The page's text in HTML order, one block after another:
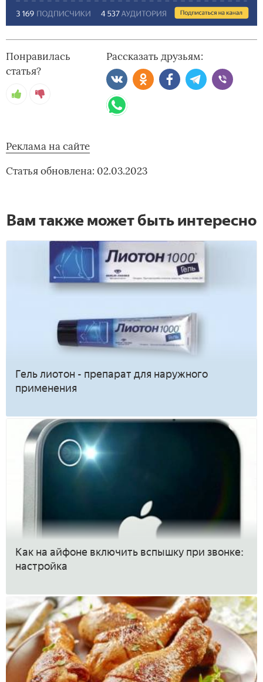
Понравилась
статья?
Рассказать друзьям:
Реклама на сайте
Статья обновлена: 02.03.2023
Вам также может быть интересно
Гель лиотон - препарат для наружного
применения
Как на айфоне включить вспышку при звонке:
настройка